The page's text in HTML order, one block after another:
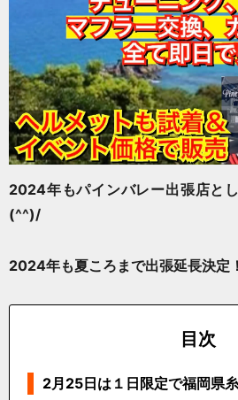
2024年もパインバレー出張店と
(^^)/
2024年も夏ころまで出張延長決定！
目次
2月25日は１日限定で福岡県